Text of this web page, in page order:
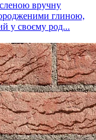
вручну
глиною,
у своєму род...